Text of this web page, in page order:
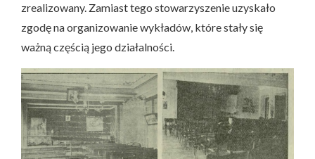
zrealizowany. Zamiast tego stowarzyszenie uzyskało
zgodę na organizowanie wykładów, które stały się
ważną częścią jego działalności.